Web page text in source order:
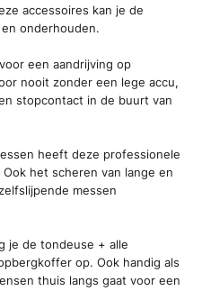
accessoires kan je de
onderhouden.
een aandrijving op
nooit zonder een lege accu,
stopcontact in de buurt van
heeft deze professionele
het scheren van lange en
messen
je de tondeuse + alle
op. Ook handig als
thuis langs gaat voor een